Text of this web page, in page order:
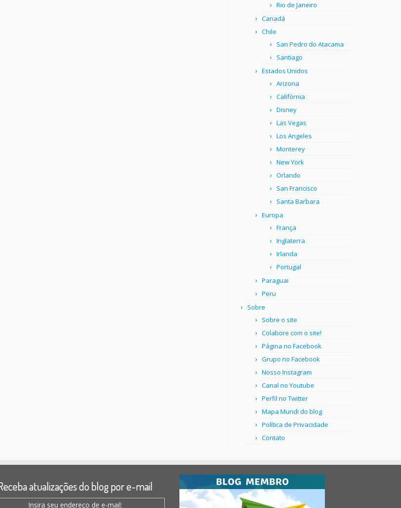
Rio de Janeiro
Canadá
Chile
San Pedro do Atacama
Santiago
Estados Unidos
Arizona
Califórnia
Disney
Las Vegas
Los Angeles
Monterey
New York
Orlando
San Francisco
Santa Barbara
Europa
França
Inglaterra
Irlanda
Portugal
Paraguai
Peru
Sobre
Sobre o site
Colabore com o site!
Página no Facebook
Grupo no Facebook
Nosso Instagram
Canal no Youtube
Perfil no Twitter
Mapa Mundi do blog
Política de Privacidade
Contato
atualizações do blog por e-mail
Insira seu endereço de e-mail: